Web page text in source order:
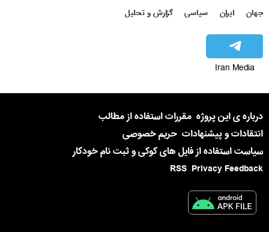
جهان ایران سیاسی گزارش و تحلیل
Iran Media
درباره ی این پروژه مقررات استفاده از مطالب
انتقادات و پیشنهادات حریم خصوصی
سیاست استفاده از فایل های کوکی و ثبت نام خودکار
Privacy Feedback
RSS